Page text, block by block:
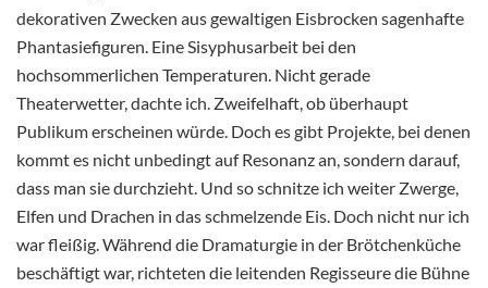
dekorativen Zwecken aus gewaltigen Eisbrocken sagenhafte
Phantasiefiguren. Eine Sisyphusarbeit bei den
hochsommerlichen Temperaturen. Nicht gerade
Theaterwetter, dachte ich. Zweifelhaft, ob überhaupt
Publikum erscheinen würde. Doch es gibt Projekte, bei denen
kommt es nicht unbedingt auf Resonanz an, sondern darauf,
dass man sie durchzieht. Und so schnitze ich weiter Zwerge,
Elfen und Drachen in das schmelzende Eis. Doch nicht nur ich
war fleißig. Während die Dramaturgie in der Brötchenküche
beschäftigt war, richteten die leitenden Regisseure die Bühne